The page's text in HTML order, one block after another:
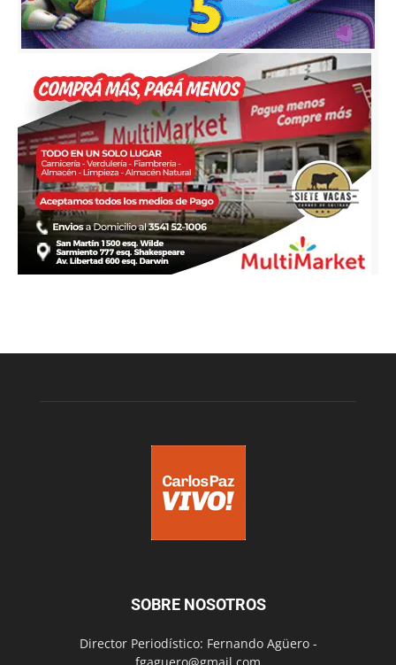
SOBRE NOSOTROS
Director Periodístico: Fernando Agüero -